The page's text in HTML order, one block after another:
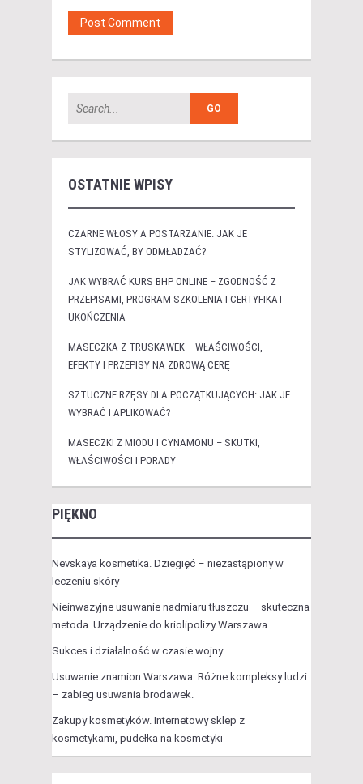
OSTATNIE WPISY
CZARNE WŁOSY A POSTARZANIE: JAK JE
STYLIZOWAĆ, BY ODMŁADZAĆ?
JAK WYBRAĆ KURS BHP ONLINE – ZGODNOŚĆ Z
PRZEPISAMI, PROGRAM SZKOLENIA I CERTYFIKAT
UKOŃCZENIA
MASECZKA Z TRUSKAWEK – WŁAŚCIWOŚCI,
EFEKTY I PRZEPISY NA ZDROWĄ CERĘ
SZTUCZNE RZĘSY DLA POCZĄTKUJĄCYCH: JAK JE
WYBRAĆ I APLIKOWAĆ?
MASECZKI Z MIODU I CYNAMONU – SKUTKI,
WŁAŚCIWOŚCI I PORADY
PIĘKNO
Nevskaya kosmetika. Dziegięć – niezastąpiony w
leczeniu skóry
Nieinwazyjne usuwanie nadmiaru tłuszczu – skuteczna
metoda. Urządzenie do kriolipolizy Warszawa
Sukces i działalność w czasie wojny
Usuwanie znamion Warszawa. Różne kompleksy ludzi
– zabieg usuwania brodawek.
Zakupy kosmetyków. Internetowy sklep z
kosmetykami, pudełka na kosmetyki